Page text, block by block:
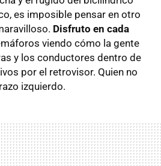
es imposible pensar en otro
Disfruto en cada
viendo cómo la gente
y los conductores dentro de
por el retrovisor. Quien no
izquierdo.